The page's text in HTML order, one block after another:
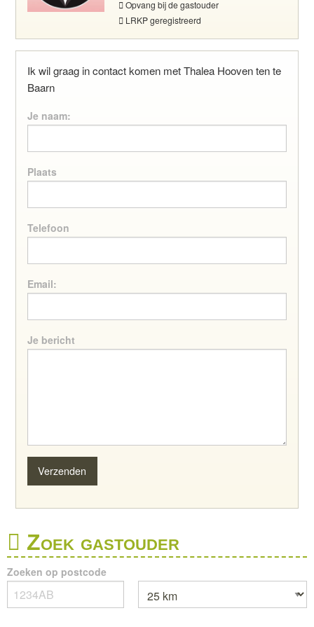
Opvang bij de gastouder
LRKP geregistreerd
Ik wil graag in contact komen met Thalea Hooven ten te
Baarn
Je naam:
Plaats
Telefoon
Email:
Je bericht
Zoek gastouder
Zoeken op postcode